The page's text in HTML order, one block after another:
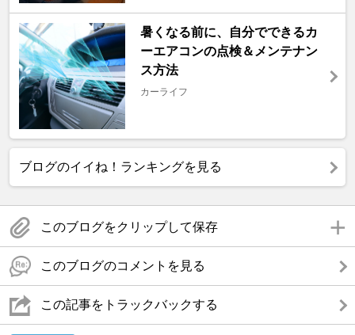
暑くなる前に、自分でできるカ
ーエアコンの点検＆メンテナン
ス方法
カーライフ
ブログのイイね！ランキングを見る
このブログをクリップして保存
このブログのコメントを見る
この記事をトラックバックする